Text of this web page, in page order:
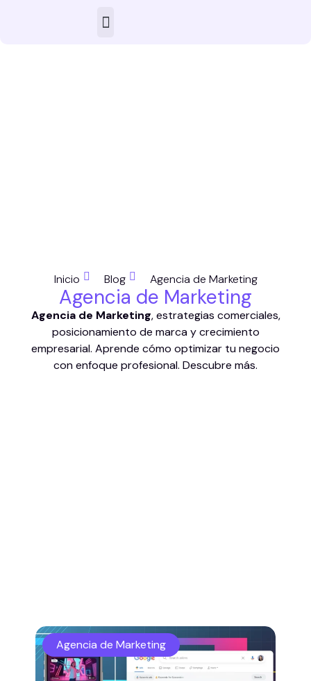
Inicio Blog Agencia de Marketing
Agencia de Marketing
Agencia de Marketing, estrategias comerciales,
posicionamiento de marca y crecimiento
empresarial. Aprende cómo optimizar tu negocio
con enfoque profesional. Descubre más.
Agencia de Marketing